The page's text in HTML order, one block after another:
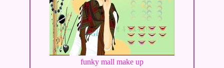
funky mall make up